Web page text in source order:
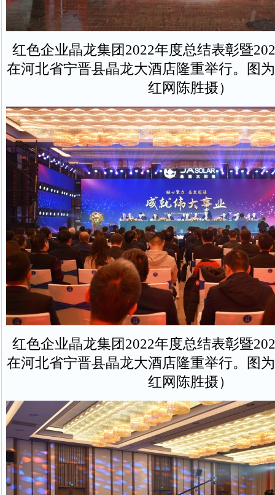
红色企业晶龙集团2022年度总结表彰暨
在河北省宁晋县晶龙大酒店隆重举行。图
红网陈胜摄）
红色企业晶龙集团2022年度总结表彰暨
在河北省宁晋县晶龙大酒店隆重举行。图
红网陈胜摄）